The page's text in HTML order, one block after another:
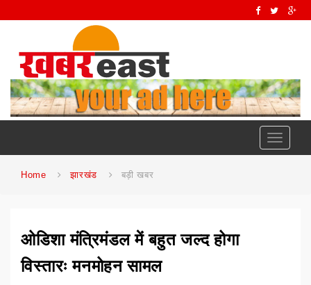
Toggle
Home झारखंड बड़ी खबर
ओडिशा मंत्रिमंडल में बहुत जल्द होगा
विस्तारः मनमोहन सामल